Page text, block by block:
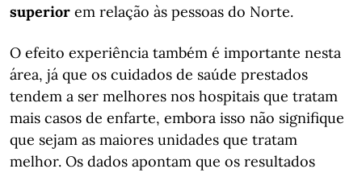
superior em relação às pessoas do Norte.
O efeito experiência também é importante nesta
área, já que os cuidados de saúde prestados
tendem a ser melhores nos hospitais que tratam
mais casos de enfarte, embora isso não signifique
que sejam as maiores unidades que tratam
melhor. Os dados apontam que os resultados